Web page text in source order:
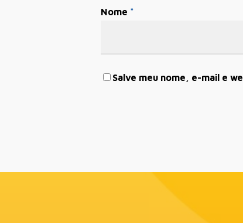
Nome *
Salve meu nome, e-mail e